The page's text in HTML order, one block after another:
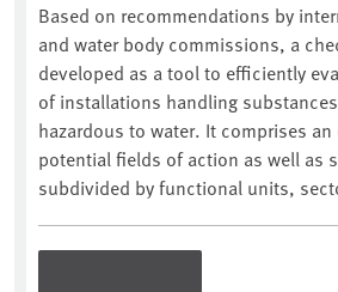
Based on recommendations by
and water body commissions, a
developed as a tool to efficiently
of installations handling
hazardous to water. It comprises
potential fields of action as well as
subdivided by functional units,